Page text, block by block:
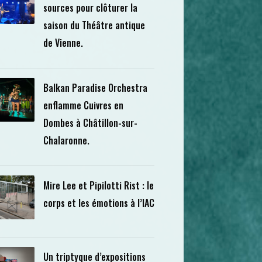
sources pour clôturer la
saison du Théâtre antique
de Vienne.
Balkan Paradise Orchestra
enflamme Cuivres en
Dombes à Châtillon-sur-
Chalaronne.
Mire Lee et Pipilotti Rist : le
corps et les émotions à l’IAC
Un triptyque d’expositions